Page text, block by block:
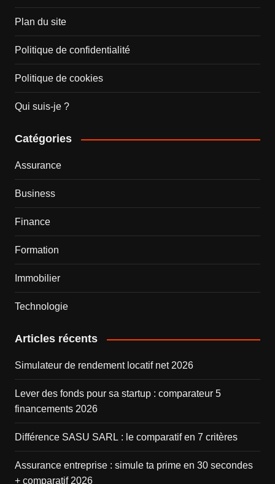
Plan du site
Politique de confidentialité
Politique de cookies
Qui suis-je ?
Catégories
Assurance
Business
Finance
Formation
Immobilier
Technologie
Articles récents
Simulateur de rendement locatif net 2026
Lever des fonds pour sa startup : comparateur 5
financements 2026
Différence SASU SARL : le comparatif en 7 critères
Assurance entreprise : simule ta prime en 30 secondes
+ comparatif 2026